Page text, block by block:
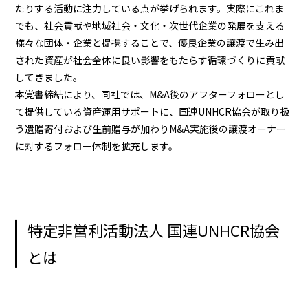
たりする活動に注力している点が挙げられます。実際にこれま
でも、社会貢献や地域社会・文化・次世代企業の発展を支える
様々な団体・企業と提携することで、優良企業の譲渡で生み出
された資産が社会全体に良い影響をもたらす循環づくりに貢献
してきました。
本覚書締結により、同社では、M&A後のアフターフォローとし
て提供している資産運用サポートに、国連UNHCR協会が取り扱
う遺贈寄付および生前贈与が加わりM&A実施後の譲渡オーナー
に対するフォロー体制を拡充します。
特定非営利活動法人 国連UNHCR協会
とは